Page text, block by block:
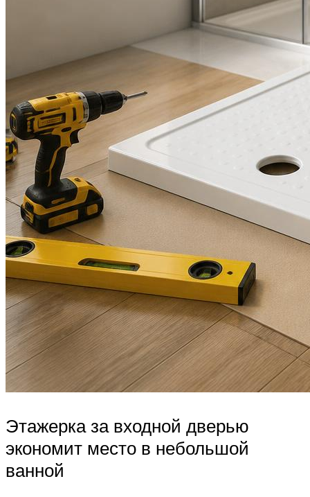
Этажерка за входной дверью
экономит место в небольшой
ванной